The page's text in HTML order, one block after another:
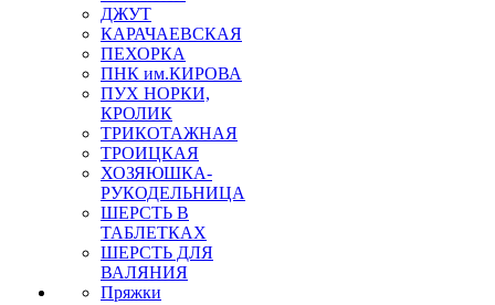
ДЖУТ
КАРАЧАЕВСКАЯ
ПЕХОРКА
ПНК им.КИРОВА
ПУХ НОРКИ,
КРОЛИК
ТРИКОТАЖНАЯ
ТРОИЦКАЯ
ХОЗЯЮШКА-
РУКОДЕЛЬНИЦА
ШЕРСТЬ В
ТАБЛЕТКАХ
ШЕРСТЬ ДЛЯ
ВАЛЯНИЯ
Пряжки